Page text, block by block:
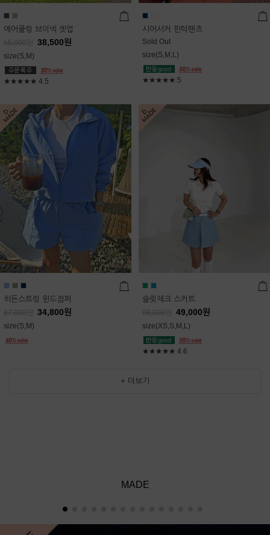
에어쿨링 브이넥 셋업
55,000 38,500원
size(S,M)
★★★★★ 4.5
시어서커 핀턱팬츠
Sold Out
size(S,M,L)
★★★★★ 5
히든스트링 윈드점퍼
87,000 34,800원
size(S,M)
슬릿체크 스커트
98,000 49,000원
size(XS,S,M,L)
★★★★★ 4.6
+ 더보기
MADE